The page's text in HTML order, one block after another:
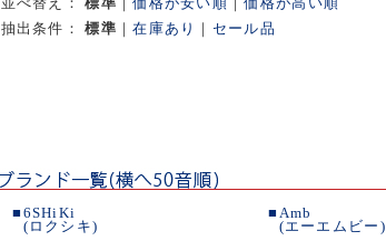
抽出条件：標準 ｜在庫あり ｜ セール品
■ 6SHiKi
(ロクシキ)
■ Amb
(エーエムビー)